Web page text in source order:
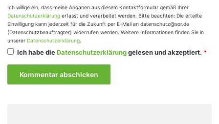
Ich willige ein, dass meine Angaben aus diesem Kontaktformular gemäß Ihrer
Datenschutzerklärung erfasst und verarbeitet werden. Bitte beachten: Die erteilte
Einwilligung kann jederzeit für die Zukunft per E-Mail an datenschutz@sor.de
(Datenschutzbeauftragter) widerrufen werden. Weitere Informationen finden Sie in
unserer Datenschutzerklärung.
Ich habe dieDatenschutzerklärunggelesen und akzeptiert. *